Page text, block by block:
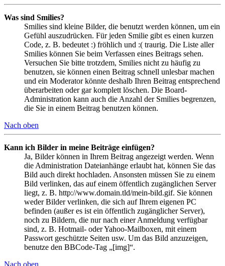
Was sind Smilies?
Smilies sind kleine Bilder, die benutzt werden können, um ein
Gefühl auszudrücken. Für jeden Smilie gibt es einen kurzen
Code, z. B. bedeutet :) fröhlich und :( traurig. Die Liste aller
Smilies können Sie beim Verfassen eines Beitrags sehen.
Versuchen Sie bitte trotzdem, Smilies nicht zu häufig zu
benutzen, sie können einen Beitrag schnell unlesbar machen
und ein Moderator könnte deshalb Ihren Beitrag entsprechend
überarbeiten oder gar komplett löschen. Die Board-
Administration kann auch die Anzahl der Smilies begrenzen,
die Sie in einem Beitrag benutzen können.
Nach oben
Kann ich Bilder in meine Beiträge einfügen?
Ja, Bilder können in Ihrem Beitrag angezeigt werden. Wenn
die Administration Dateianhänge erlaubt hat, können Sie das
Bild auch direkt hochladen. Ansonsten müssen Sie zu einem
Bild verlinken, das auf einem öffentlich zugänglichen Server
liegt, z. B. http://www.domain.tld/mein-bild.gif. Sie können
weder Bilder verlinken, die sich auf Ihrem eigenen PC
befinden (außer es ist ein öffentlich zugänglicher Server),
noch zu Bildern, die nur nach einer Anmeldung verfügbar
sind, z. B. Hotmail- oder Yahoo-Mailboxen, mit einem
Passwort geschützte Seiten usw. Um das Bild anzuzeigen,
benutze den BBCode-Tag „[img]“.
Nach oben